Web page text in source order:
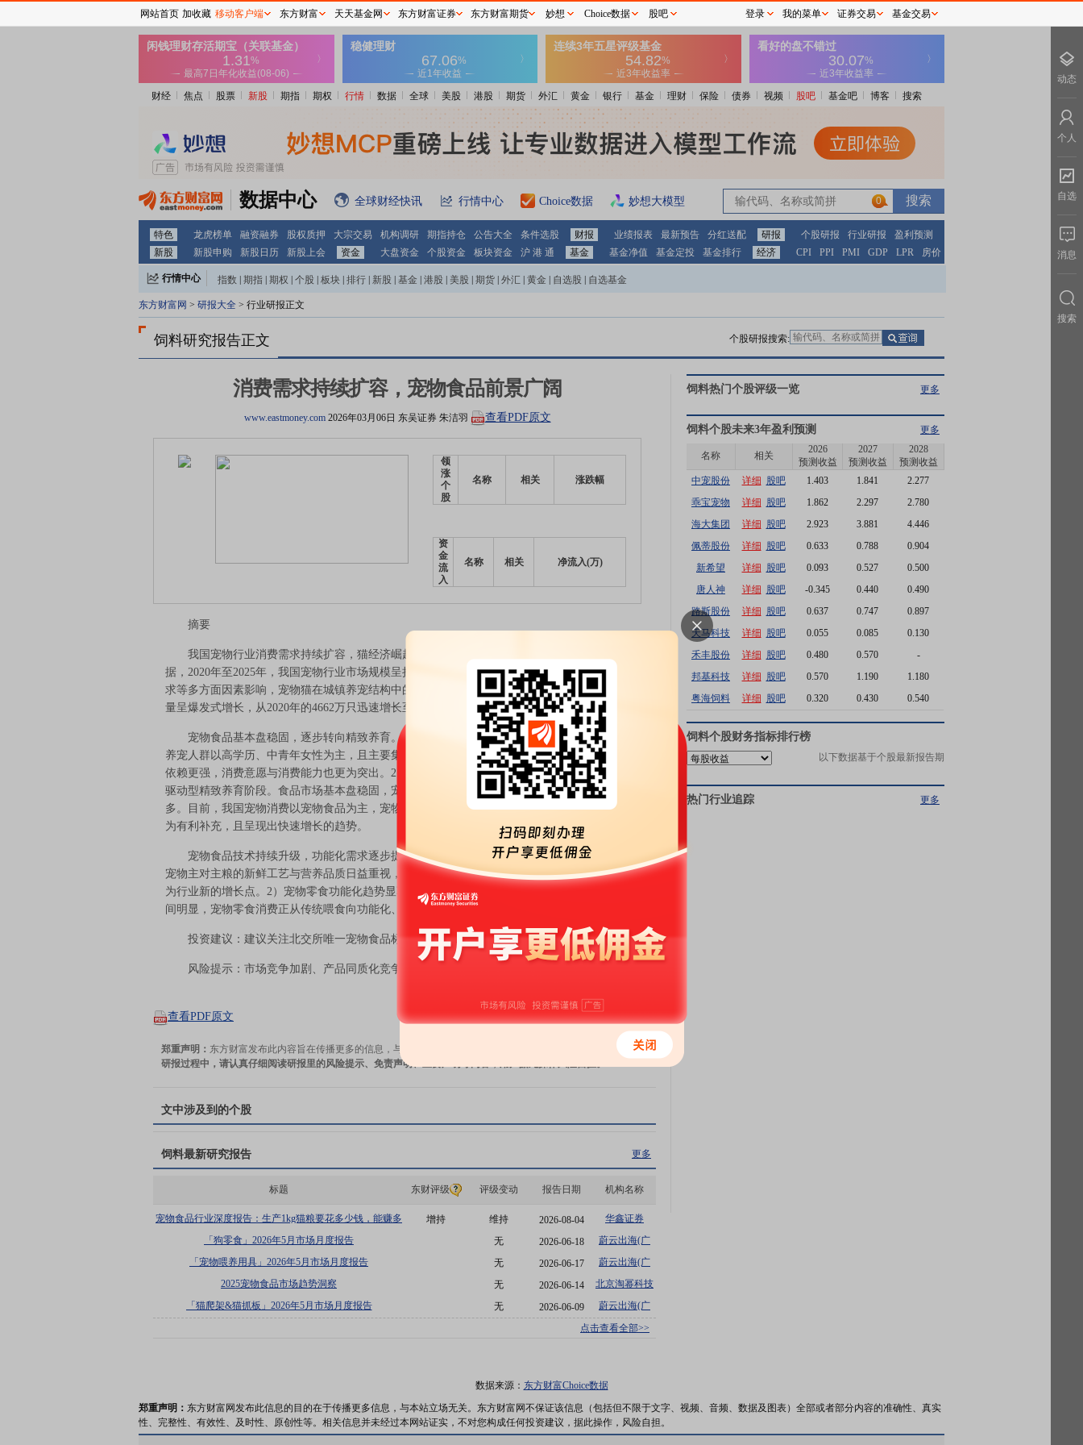
财经 焦点 股票 新股 期指 期权 行情 数据 全球 美股 港股 期货 外汇 黄金 银行 基金 理财 保险 债券 视频 股吧 基金吧 博客 搜索
数据中心 全球财经快讯 行情中心 Choice数据 妙想大模型 0
0
特色 龙虎榜单 融资融券 股权质押 大宗交易 机构调研 期指持仓 公告大全 条件选股 财报 业绩报表 最新预告 分红送配 研报 个股研报 行业研报
盈利预测
新股
新股申购 新股日历 新股上会 资金 大盘资金 个股资金 板块资金 沪 港 通 基金 基金净值 基金定投 基金排行 经济 CPI PPI PMI GDP LPR 房价
行情中心 指数 期指 期权 个股 板块 排行 新股 基金 港股 美股 期货 外汇 黄金 自选股 自选基金
东方财富网 > 研报大全 > 行业研报正文
饲料研究报告正文 个股研报搜索:
消费需求持续扩容，宠物食品前景广阔
www.eastmoney.com 2026年03月06日 东吴证券 朱洁羽 查看PDF原文
领
涨
个
股
名称 相关 涨跌幅
资
金
流
入
名称 相关 净流入(万)
摘要
我国宠物行业消费需求持续扩容，猫经济崛起。根据《2026年中国宠物行业白皮书》的数
据，2020年至2025年，我国宠物行业市场规模呈持续增长态势。同时，受都市生活节奏与情感需
求等多方面因素影响，宠物猫在城镇养宠结构中的占比正持续提升，自2020年以来，猫咪的饲养
量呈爆发式增长，从2020年的4662万只迅速增长至2025年的7289万只。
宠物食品基本盘稳固，逐步转向精致养育。1）宠物主人群：高线城市高知女性为主。当前
养宠人群以高学历、中青年女性为主，且主要集中在一线及新一线城市，这一群体对宠物的情感
依赖更强，消费意愿与消费能力也更为突出。2）宠物食品：食品需求占比近半，逐步转向价值
驱动型精致养育阶段。食品市场基本盘稳固，宠物食品用品占比达到46%，同时保健品等需求增
多。目前，我国宠物消费以宠物食品为主，宠物用品、医疗、服务为辅的多元化宠物市场生态作
为有利补充，且呈现出快速增长的趋势。
宠物食品技术持续升级，功能化需求逐步提升。1）烘焙粮、冻干、处方粮等保持高增长。
宠物主对主粮的新鲜工艺与营养品质日益重视，健康管理趋向精细化和预防化，功能粮赛道正成
为行业新的增长点。2）宠物零食功能化趋势显著。互动型零食仍是主流，但功能型零食增长空
间明显，宠物零食消费正从传统喂食向功能化、互动化转型。
投资建议：建议关注北交所唯一宠物食品标的：路斯股份
风险提示：市场竞争加剧、产品同质化竞争等风险。
今日最新研究报告
查看PDF原文
郑重声明： 东方财富发布此内容旨在传播更多的信息，与本站立场无关，不代表东方财富观点。
建议用户在阅读
研报过程中，请认真仔细阅读研报里的风险提示、免责声明、重要声明等内容，用户据此操作风险自担。
文中涉及到的个股
饲料最新研究报告 更多
标题 东财评级 评级变动 报告日期 机构名称
宠物食品行业深度报告：生产1kg猫粮要花多少钱，能赚多
增持 维持 2026-08-04
华鑫证券
「狗零食」2026年5月市场月度报告
无 2026-06-18
蔚云出海(广
「宠物喂养用具」2026年5月市场月度报告 无 2026-06-17
蔚云出海(广
2025宠物食品市场趋势洞察 无 2026-06-14
北京淘幂科技
「猫爬架&猫抓板」2026年5月市场月度报告
无 2026-06-09
蔚云出海(广
州)企业咨询
点击查看全部>>
饲料热门个股评级一览 更多
饲料个股未来3年盈利预测 更多
名称 相关
2026
预测收益
2027
预测收益
2028
预测收益
中宠股份
详细 股吧 1.403 1.841
2.277
乖宝宠物
详细 股吧 1.862 2.297
2.780
海大集团
详细 股吧 2.923 3.881
4.446
佩蒂股份
详细 股吧 0.633 0.788
0.904
新希望
详细 股吧 0.093 0.527
0.500
唐人神
详细 股吧 -0.345 0.440
0.490
路斯股份
详细 股吧 0.637 0.747
0.897
天马科技
详细 股吧 0.055 0.085
0.130
禾丰股份
详细 股吧 0.480 0.570
-
邦基科技
详细 股吧 0.570 1.190
1.180
粤海饲料
详细 股吧 0.320 0.430 0.540
饲料个股财务指标排行榜
以下数据基于个股最新报告期
热门行业追踪 更多
数据来源： 东方财富Choice数据
郑重声明： 东方财富网发布此信息的目的在于传播更多信息，与本站立场无关。东方财富网不保证该信息（包括但不限于文字、视频、音频、数据及图表）全部或者部分内容的准确性、真实
性、完整性、有效性、及时性、原创性等。相关信息并未经过本网站证实，不对您构成任何投资建议，据此操作，风险自担。
网站首页 加收藏 移动客户端 东方财富 天天基金网 东方财富证券 东方财富期货 妙想 Choice数据 股吧 登录 我的菜单 证券交易 基金交易
动态
个人
自选
消息
搜索